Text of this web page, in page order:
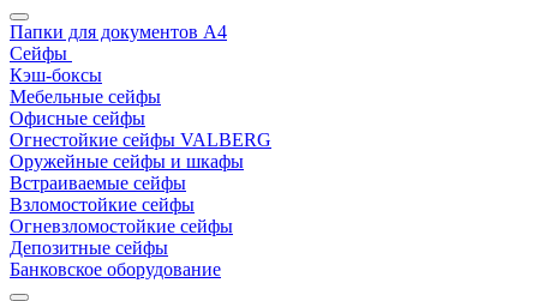
Папки для документов A4
Сейфы
Кэш-боксы
Мебельные сейфы
Офисные сейфы
Огнестойкие сейфы VALBERG
Оружейные сейфы и шкафы
Встраиваемые сейфы
Взломостойкие сейфы
Огневзломостойкие сейфы
Депозитные сейфы
Банковское оборудование